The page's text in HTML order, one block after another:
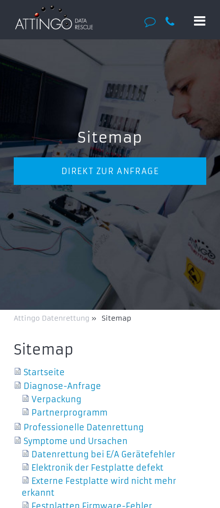
Sitemap
DIREKT ZUR ANFRAGE
Attingo Datenrettung » Sitemap
Sitemap
Startseite
Diagnose-Anfrage
Verpackung
Partnerprogramm
Professionelle Datenrettung
Symptome und Ursachen
Datenrettung bei E/A Gerätefehler
Elektronik der Festplatte defekt
Externe Festplatte wird nicht mehr
erkannt